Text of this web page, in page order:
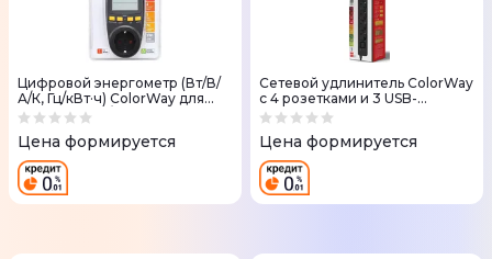
Цифровой энергометр (Вт/В/
А/К, Гц/кВт·ч) ColorWay для
розетки (16 А/3680 Вт) черный
Цена формируется
Сетевой удлинитель ColorWay
с 4 розетками и 3 USB-
портами (2 USB-A + 1 Type-C)
Цена формируется